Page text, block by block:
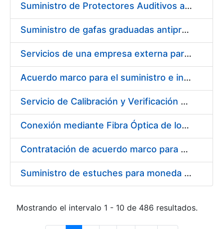
Suministro de Protectores Auditivos a medida para las personas trabajadoras de los Centros de Trabajo de Madrid y Burgos
Suministro de gafas graduadas antiproyecciones para los trabajadores de la FNMT-RCM en los centros de trabajo de Madrid y Burgos
Servicios de una empresa externa para el asesoramiento y resolución de los recursos de alzada que se presentan relacionados con procesos de selección para la FNMT-RCM
Acuerdo marco para el suministro e instalación de persianas, estores y otros complementos
Servicio de Calibración y Verificación Externa de los Equipos de Medición del Servicio de Prevención de la FNMT-RCM
Conexión mediante Fibra Óptica de los Centros de Proceso de Datos (CPDs) de las sedes de la FNMT-RCM de Burgos y Madrid
Contratación de acuerdo marco para el Suministro de Material de Electricidad para la Fábrica Nacional de Moneda y Timbre-Real Casa de la Moneda en su centro de trabajo de Burgos
Suministro de estuches para moneda de 30 €
Mostrando el intervalo 1 - 10 de 486 resultados.